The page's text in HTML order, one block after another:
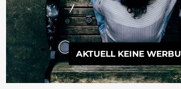
AKTUELL KEINE